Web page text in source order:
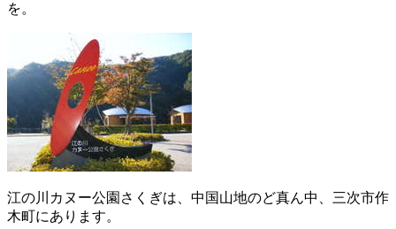
を。
江の川カヌー公園さくぎは、中国山地のど真ん中、三次市作
木町にあります。